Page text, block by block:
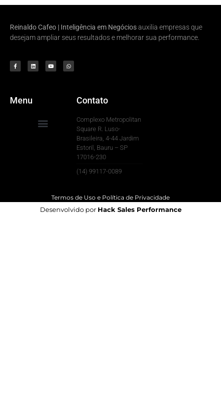
Reinaldo Cafeo | Inteligência em Negóciosauxilia empresas que
desejam ampliar seus resultados e melhorar sua performance.
Menu Contato
Complexo Metropolitan
Square R. Luso-
Brasileira, 4-44 Jardim
Estoril, Bauru – SP
17016-230
(14) 99117-0089
Termos de Uso e Política de Privacidade
Desenvolvido por Hack Sales Performance